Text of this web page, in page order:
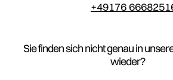
+49176
Sie finden sich nicht genau in
wieder?